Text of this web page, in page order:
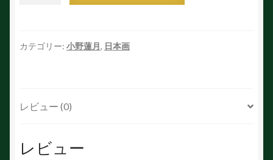
個
カテゴリー: 小野蓮月, 日本画
レビュー (0)
レビュー